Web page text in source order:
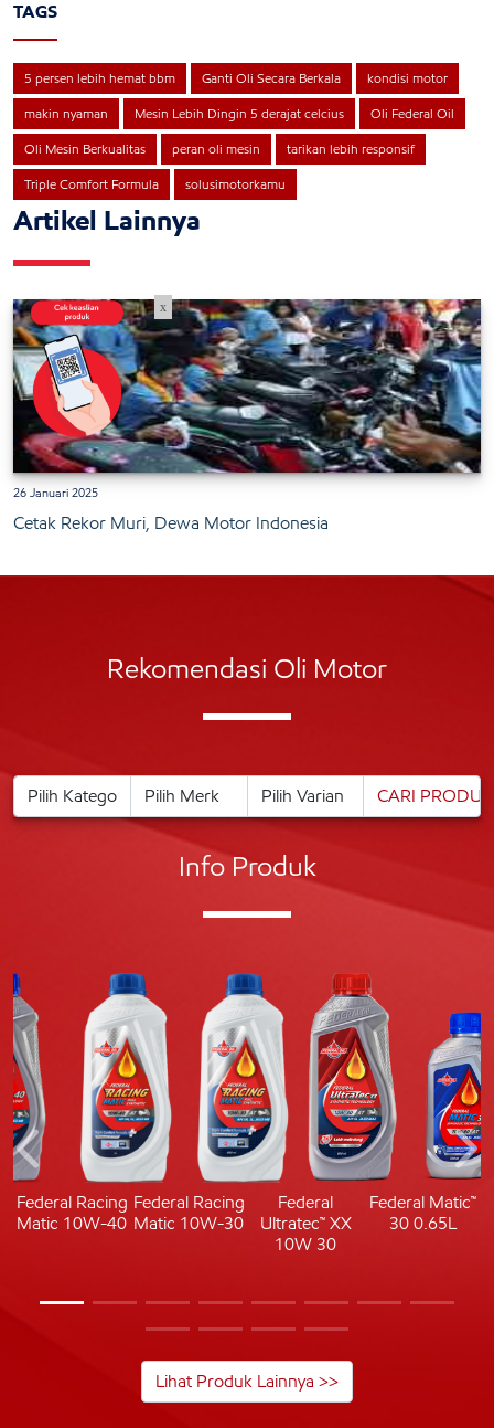
TAGS
5 persen lebih hemat bbm Ganti Oli Secara Berkala kondisi motor
makin nyaman Mesin Lebih Dingin 5 derajat celcius Oli Federal Oil
Oli Mesin Berkualitas peran oli mesin tarikan lebih responsif
Triple Comfort Formula solusimotorkamu
Artikel Lainnya
26 Januari 2025
Cetak Rekor Muri, Dewa Motor Indonesia
Rekomendasi Oli Motor
Info Produk
Federal Racing
Matic 10W-40
Federal Racing
Matic 10W-30
Federal
Ultratec™ XX
10W 30
Federal Matic™
30 0.65L
Lihat Produk Lainnya >>
x